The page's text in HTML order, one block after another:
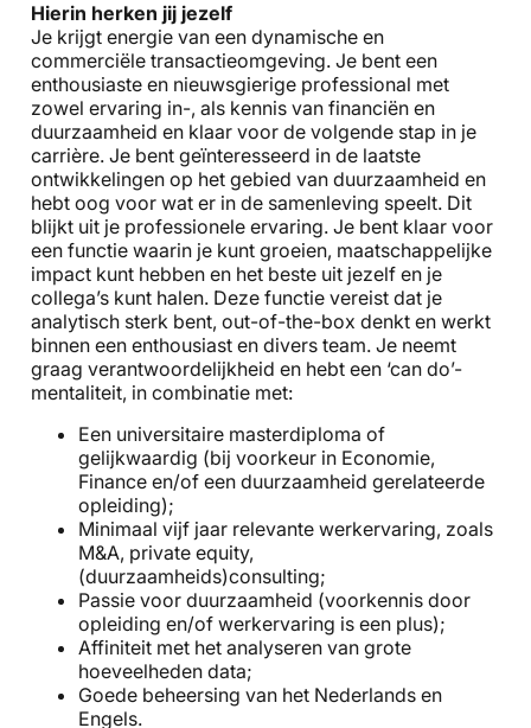
Hierin herken jij jezelf
Je krijgt energie van een dynamische en
commerciële transactieomgeving. Je bent een
enthousiaste en nieuwsgierige professional met
zowel ervaring in-, als kennis van financiën en
duurzaamheid en klaar voor de volgende stap in je
carrière. Je bent geïnteresseerd in de laatste
ontwikkelingen op het gebied van duurzaamheid en
hebt oog voor wat er in de samenleving speelt. Dit
blijkt uit je professionele ervaring. Je bent klaar voor
een functie waarin je kunt groeien, maatschappelijke
impact kunt hebben en het beste uit jezelf en je
collega’s kunt halen. Deze functie vereist dat je
analytisch sterk bent, out-of-the-box denkt en werkt
binnen een enthousiast en divers team. Je neemt
graag verantwoordelijkheid en hebt een ‘can do’-
mentaliteit, in combinatie met:
Een universitaire masterdiploma of
gelijkwaardig (bij voorkeur in Economie,
Finance en/of een duurzaamheid gerelateerde
opleiding);
Minimaal vijf jaar relevante werkervaring, zoals
M&A, private equity,
(duurzaamheids)consulting;
Passie voor duurzaamheid (voorkennis door
opleiding en/of werkervaring is een plus);
Affiniteit met het analyseren van grote
hoeveelheden data;
Goede beheersing van het Nederlands en
Engels.